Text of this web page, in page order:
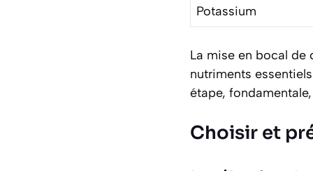
Potassium
La mise en bocal de
nutriments
étape,
Choisir et